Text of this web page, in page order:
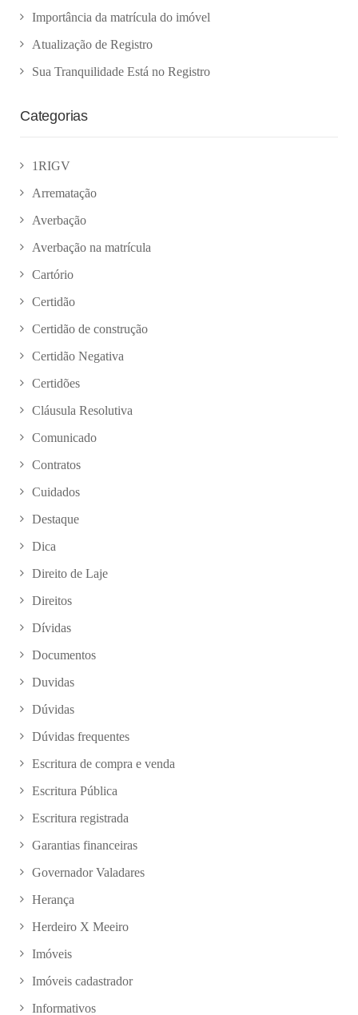
Importância da matrícula do imóvel
Atualização de Registro
Sua Tranquilidade Está no Registro
Categorias
1RIGV
Arrematação
Averbação
Averbação na matrícula
Cartório
Certidão
Certidão de construção
Certidão Negativa
Certidões
Cláusula Resolutiva
Comunicado
Contratos
Cuidados
Destaque
Dica
Direito de Laje
Direitos
Dívidas
Documentos
Duvidas
Dúvidas
Dúvidas frequentes
Escritura de compra e venda
Escritura Pública
Escritura registrada
Garantias financeiras
Governador Valadares
Herança
Herdeiro X Meeiro
Imóveis
Imóveis cadastrador
Informativos